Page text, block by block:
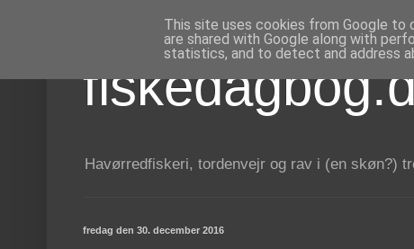
Havørredfiskeri, tordenvejr og rav i (en skøn?)
fredag den 30. december 2016
This site uses cookies from Google to
are shared with Google along with
statistics, and to detect and address